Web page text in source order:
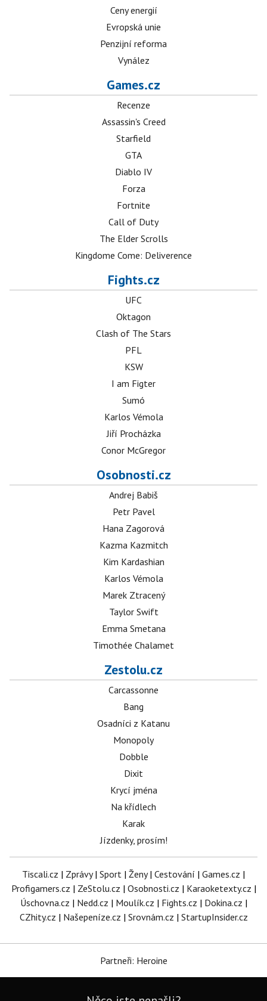
Ceny energií
Evropská unie
Penzijní reforma
Vynález
Games.cz
Recenze
Assassin's Creed
Starfield
GTA
Diablo IV
Forza
Fortnite
Call of Duty
The Elder Scrolls
Kingdome Come: Deliverence
Fights.cz
UFC
Oktagon
Clash of The Stars
PFL
KSW
I am Figter
Sumó
Karlos Vémola
Jiří Procházka
Conor McGregor
Osobnosti.cz
Andrej Babiš
Petr Pavel
Hana Zagorová
Kazma Kazmitch
Kim Kardashian
Karlos Vémola
Marek Ztracený
Taylor Swift
Emma Smetana
Timothée Chalamet
Zestolu.cz
Carcassonne
Bang
Osadníci z Katanu
Monopoly
Dobble
Dixit
Krycí jména
Na křídlech
Karak
Jízdenky, prosím!
Tiscali.cz | Zprávy| Sport | Ženy| Cestování | Games.cz |
Profigamers.cz | ZeStolu.cz | Osobnosti.cz | Karaoketexty.cz |
Úschovna.cz | Nedd.cz | Moulík.cz | Fights.cz | Dokina.cz |
CZhity.cz | Našepeníze.cz | Srovnám.cz | StartupInsider.cz
Partneři: Heroine